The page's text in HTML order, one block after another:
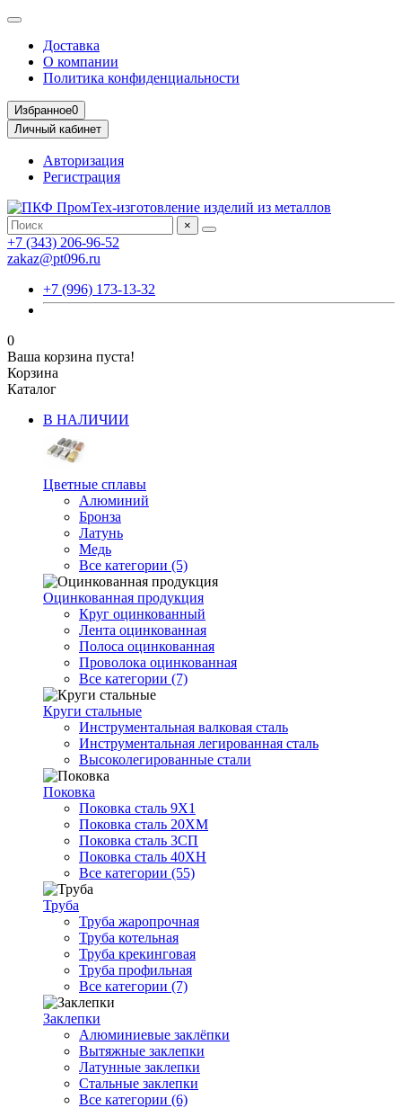
Доставка
О компании
Политика конфиденциальности
Избранное0
Личный кабинет
Авторизация
Регистрация
×
+7 (343) 206-96-52
zakaz@pt096.ru
+7 (996) 173-13-32
0
Ваша корзина пуста!
Корзина
Каталог
В НАЛИЧИИ
Цветные сплавы
Алюминий
Бронза
Латунь
Медь
Все категории (5)
Оцинкованная продукция
Круг оцинкованный
Лента оцинкованная
Полоса оцинкованная
Проволока оцинкованная
Все категории (7)
Круги стальные
Инструментальная валковая сталь
Инструментальная легированная сталь
Высоколегированные стали
Поковка
Поковка сталь 9Х1
Поковка сталь 20ХМ
Поковка сталь 3СП
Поковка сталь 40ХН
Все категории (55)
Труба
Труба жаропрочная
Труба котельная
Труба крекинговая
Труба профильная
Все категории (7)
Заклепки
Алюминиевые заклёпки
Вытяжные заклепки
Латунные заклепки
Стальные заклепки
Все категории (6)